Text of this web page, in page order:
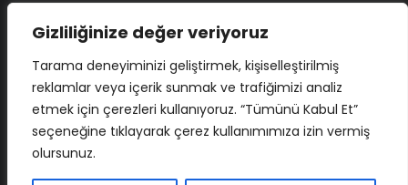
Gizliliğinize değer veriyoruz
Tarama deneyiminizi geliştirmek, kişiselleştirilmiş
reklamlar veya içerik sunmak ve trafiğimizi analiz
etmek için çerezleri kullanıyoruz. “Tümünü Kabul Et”
seçeneğine tıklayarak çerez kullanımımıza izin vermiş
olursunuz.